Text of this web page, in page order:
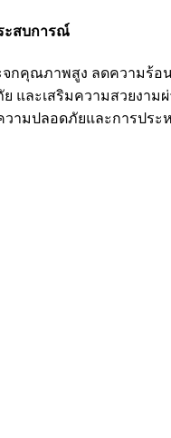
ะสบการณ์
กคุณภาพสูง ลดความร้อ
และเสริมความสวยงาม
วามปลอดภัยและการประ